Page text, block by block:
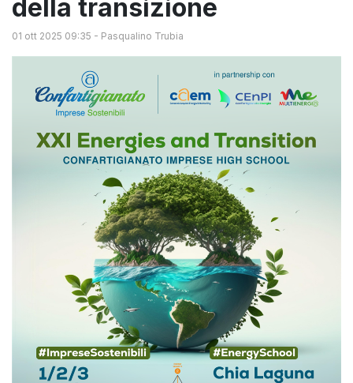
della transizione
01 ott 2025 09:35 - Pasqualino Trubia